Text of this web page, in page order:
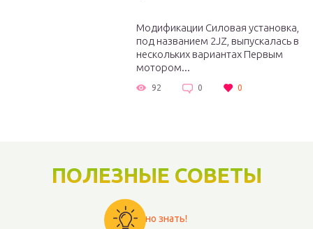
Модификации Силовая установка,
под названием 2JZ, выпускалась в
нескольких вариантах Первым
мотором...
92 0 0
ПОЛЕЗНЫЕ СОВЕТЫ
Важно знать!